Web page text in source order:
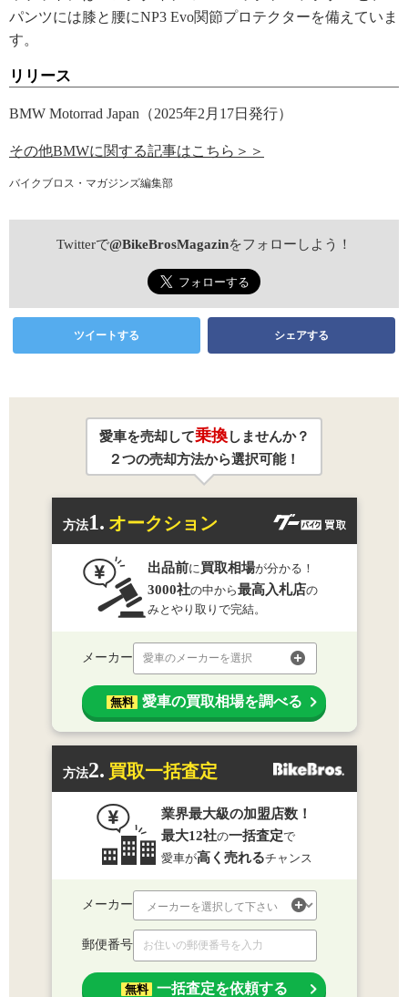
パンツには膝と腰にNP3 Evo関節プロテクターを備えていま
す。
リリース
BMW Motorrad Japan（2025年2月17日発行）
その他BMWに関する記事はこちら＞＞
バイクブロス・マガジンズ編集部
Twitterで@BikeBrosMagazinをフォローしよう！
ツイートする シェアする
愛車を売却して乗換しませんか？
２つの売却方法から選択可能！
方法1. オークション
出品前に 買取相場が分かる！
3000社の中から最高入札店の
みとやり取りで完結。
メーカー 愛車のメーカーを選択
無料 愛車の買取相場を調べる
方法2. 買取一括査定
業界最大級の加盟店数！
最大12社の一括査定で
愛車が高く売れるチャンス
メーカー
郵便番号
無料 一括査定を依頼する